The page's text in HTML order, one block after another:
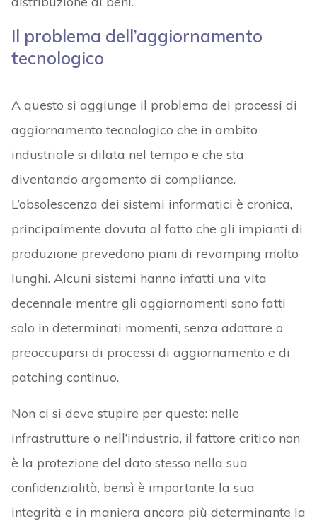
Il problema dell’aggiornamento
tecnologico
A questo si aggiunge il problema dei processi di
aggiornamento tecnologico che in ambito
industriale si dilata nel tempo e che sta
diventando argomento di compliance.
L’obsolescenza dei sistemi informatici è cronica,
principalmente dovuta al fatto che gli impianti di
produzione prevedono piani di revamping molto
lunghi. Alcuni sistemi hanno infatti una vita
decennale mentre gli aggiornamenti sono fatti
solo in determinati momenti, senza adottare o
preoccuparsi di processi di aggiornamento e di
patching continuo.
Non ci si deve stupire per questo: nelle
infrastrutture o nell’industria, il fattore critico non
è la protezione del dato stesso nella sua
confidenzialità, bensì è importante la sua
integrità e in maniera ancora più determinante la